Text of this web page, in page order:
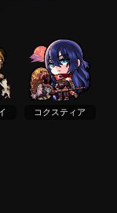
る、ジュエルズ帝国。 そこ
コクスティア